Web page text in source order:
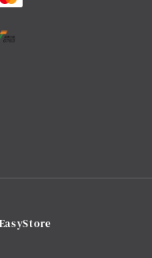
EasyStore